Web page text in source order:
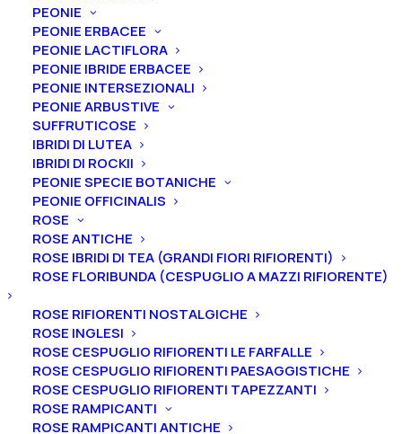
PEONIE
PEONIE ERBACEE
PEONIE LACTIFLORA
PEONIE IBRIDE ERBACEE
PEONIE INTERSEZIONALI
PEONIE ARBUSTIVE
SUFFRUTICOSE
IBRIDI DI LUTEA
IBRIDI DI ROCKII
PEONIE SPECIE BOTANICHE
PEONIE OFFICINALIS
ROSE
ROSE ANTICHE
ROSE IBRIDI DI TEA (GRANDI FIORI RIFIORENTI)
ROSE FLORIBUNDA (CESPUGLIO A MAZZI RIFIORENTE)
ROSE RIFIORENTI NOSTALGICHE
ROSE INGLESI
ROSE CESPUGLIO RIFIORENTI LE FARFALLE
ROSE CESPUGLIO RIFIORENTI PAESAGGISTICHE
ROSE CESPUGLIO RIFIORENTI TAPEZZANTI
ROSE RAMPICANTI
ROSE RAMPICANTI ANTICHE
Home Iris Iris germanica
Iris germanica “Come To Order”
Iris germanica “Come To
Order”
From5,00€